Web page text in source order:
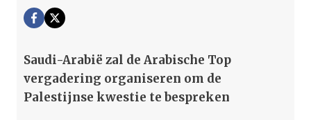
Saudi-Arabië zal de Arabische Top
vergadering organiseren om de
Palestijnse kwestie te bespreken